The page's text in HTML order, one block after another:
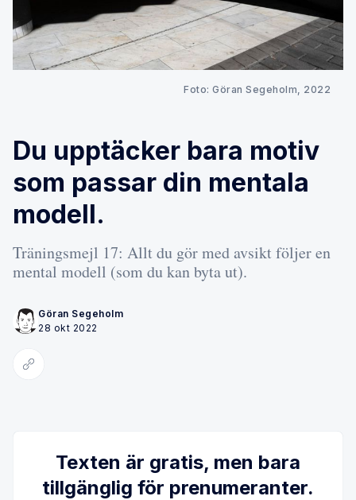
Foto: Göran Segeholm, 2022
Du upptäcker bara motiv
som passar din mentala
modell.
Träningsmejl 17: Allt du gör med avsikt följer en
mental modell (som du kan byta ut).
Göran Segeholm
28 okt 2022
Kopiera länk
Texten är gratis, men bara
tillgänglig för prenumeranter.